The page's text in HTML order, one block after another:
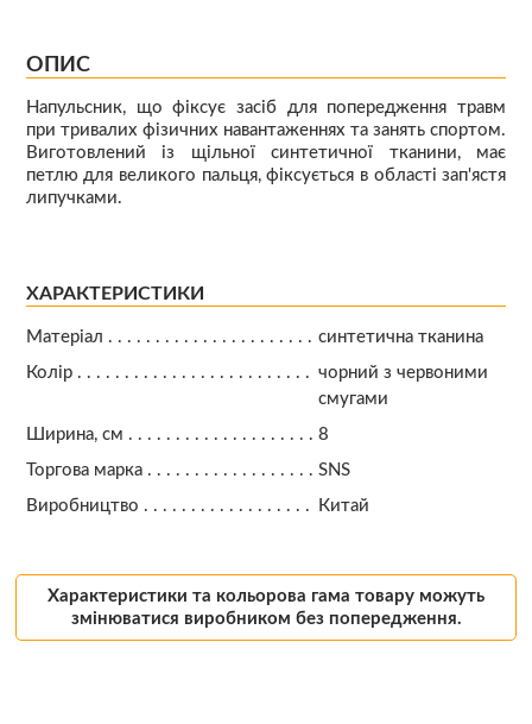
ОПИС
Напульсник, що фіксує засіб для попередження травм
при тривалих фізичних навантаженнях та занять спортом.
Виготовлений із щільної синтетичної тканини, має
петлю для великого пальця, фіксується в області зап'ястя
липучками.
ХАРАКТЕРИСТИКИ
Матеріал
синтетична тканина
Колір
чорний з червоними
смугами
Ширина, см
8
Торгова марка
SNS
Виробництво
Китай
Характеристики та кольорова гама товару можуть
змінюватися виробником без попередження.